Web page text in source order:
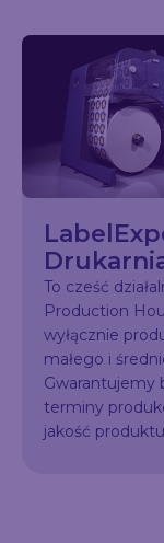
To cześć
Production
wyłącznie
małego i
Gwarantujemy
terminy
jakość